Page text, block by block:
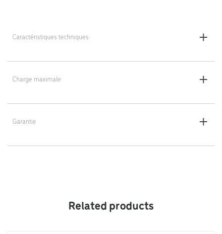
Caractéristiques techniques
Dimensions : 40 x 50 x 150 cm
Poids : 65 kg
Charge maximale
325 kg
Garantie
2 ans
Related products